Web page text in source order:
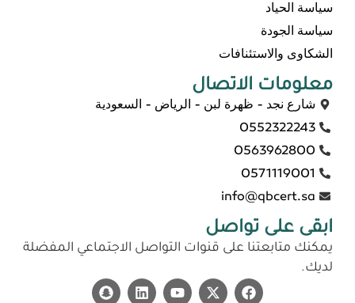
سياسة الحياد
سياسة الجودة
الشكاوى والاستئنافات
معلومات الاتصال
شارع نجد - ظهرة لبن - الرياض - السعودية
0552322243
0563962800
0571119001
info@qbcert.sa
ابقى على تواصل
يمكنك متابعتنا على قنوات التواصل الاجتماعي المفضلة
لديك.